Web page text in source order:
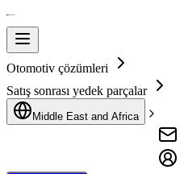
Otomotiv çözümleri
Satış sonrası yedek parçalar
Middle East and Africa